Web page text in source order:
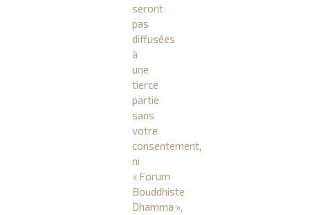
seront
pas
diffusées
à
une
tierce
partie
sans
votre
consentement,
ni
« Forum
Bouddhiste
Dhamma »,